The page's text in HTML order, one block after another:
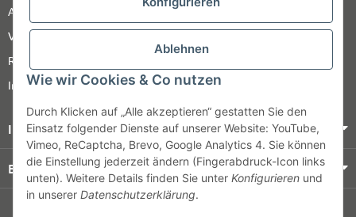
Ablehnen
Wie wir Cookies & Co nutzen
Durch Klicken auf „Alle akzeptieren“ gestatten Sie den
Einsatz folgender Dienste auf unserer Website: YouTube,
Vimeo, ReCaptcha, Brevo, Google Analytics 4. Sie können
die Einstellung jederzeit ändern (Fingerabdruck-Icon links
unten). Weitere Details finden Sie unter Konfigurieren und
in unserer Datenschutzerklärung.
AGB
Versandinformationen
Retour
Impressum
Informationen
Bezahlung & Versand
© HOZ MEDI WERK